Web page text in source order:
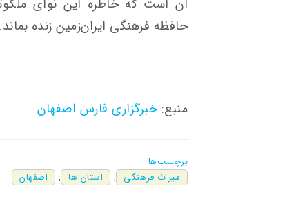
آن است که خاطره این نوای
حافظه فرهنگی ایران‌زمین زنده بماند.
منبع:خبرگزاری فارس اصفهان
برچسب‌ها
میراث فرهنگی
, استان ها , اصفهان